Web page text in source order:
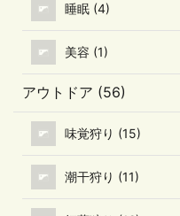
睡眠 (4)
美容 (1)
アウトドア (56)
味覚狩り (15)
潮干狩り (11)